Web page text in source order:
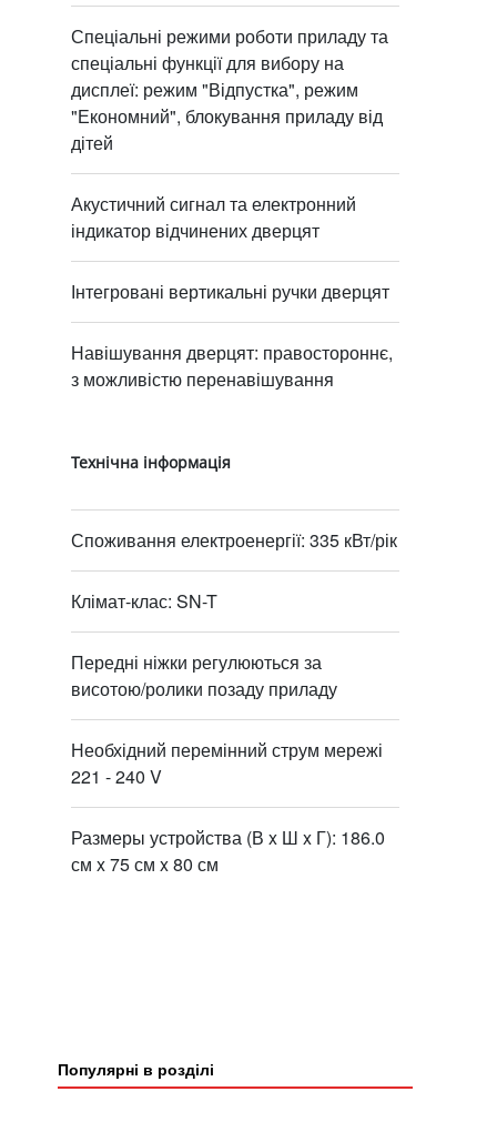
Спеціальні режими роботи приладу та
спеціальні функції для вибору на
дисплеї: режим "Відпустка", режим
"Економний", блокування приладу від
дітей
Акустичний сигнал та електронний
індикатор відчинених дверцят
Інтегровані вертикальні ручки дверцят
Навішування дверцят: правостороннє,
з можливістю перенавішування
Технічна інформація
Споживання електроенергії: 335 кВт/рік
Клімат-клас: SN-T
Передні ніжки регулюються за
висотою/ролики позаду приладу
Необхідний перемінний струм мережі
221 - 240 V
Размеры устройства (В x Ш x Г): 186.0
см x 75 см x 80 см
Популярні в розділі